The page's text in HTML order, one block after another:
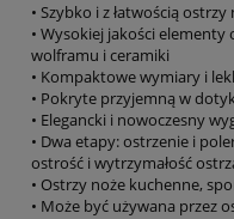
• Szybko i z łatwością ostrzy
• Wysokiej jakości
wolframu i ceramiki
• Kompaktowe wymiary i
• Pokryte przyjemną w
• Elegancki i nowoczesny
• Dwa etapy: ostrzenie i
ostrość i wytrzymałość
• Ostrzy noże kuchenne,
• Może być używana przez